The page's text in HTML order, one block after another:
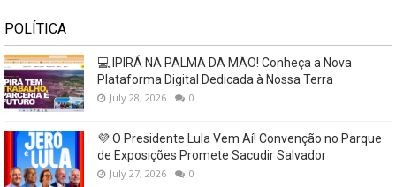
POLÍTICA
💻 IPIRÁ NA PALMA DA MÃO! Conheça a Nova
Plataforma Digital Dedicada à Nossa Terra
July 28, 2026 0
💜 O Presidente Lula Vem Aí! Convenção no Parque
de Exposições Promete Sacudir Salvador
July 27, 2026 0